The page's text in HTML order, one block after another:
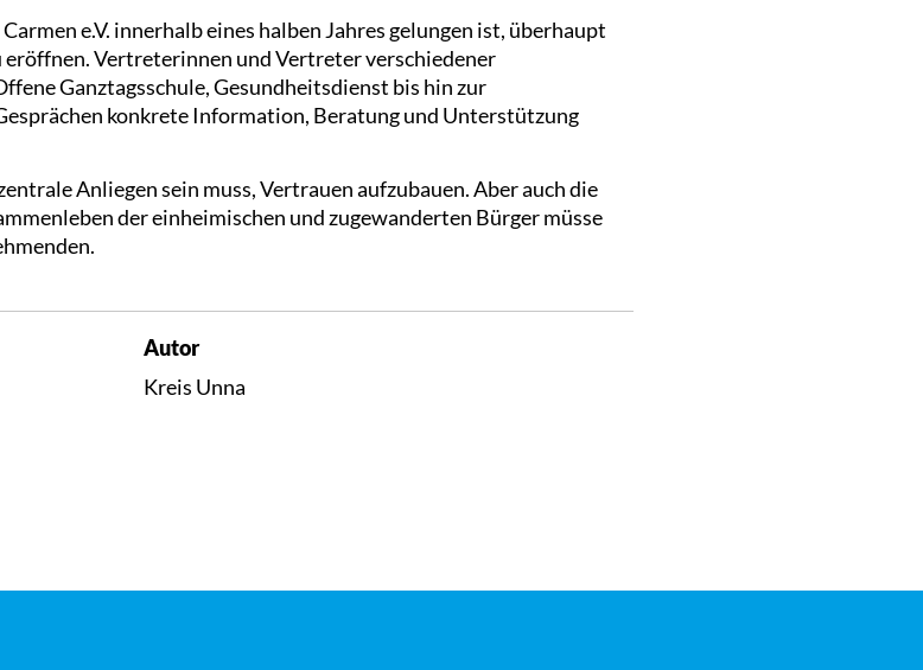
e.V. innerhalb eines halben Jahres gelungen ist, überhaupt
eröffnen. Vertreterinnen und Vertreter verschiedener
Ganztagsschule, Gesundheitsdienst bis hin zur
konkrete Information, Beratung und Unterstützung
Anliegen sein muss, Vertrauen aufzubauen. Aber auch die
der einheimischen und zugewanderten Bürger müsse
Autor
Kreis Unna